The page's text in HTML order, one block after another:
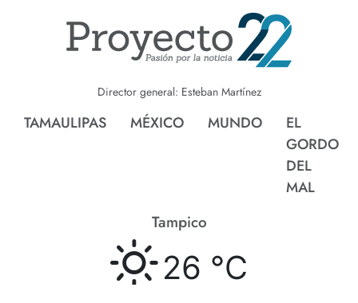
Director general: Esteban Martínez
TAMAULIPAS MÉXICO MUNDO
EL
GORDO
DEL
MAL
Tampico
26 °C